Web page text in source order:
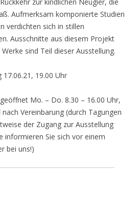
Aufmerksam komponierte Studien
verdichten sich in stillen
Ausschnitte aus diesem Projekt
sind Teil dieser Ausstellung.
17.06.21, 19.00 Uhr
Mo. – Do. 8.30 – 16.00 Uhr,
Vereinbarung (durch Tagungen
der Zugang zur Ausstellung
informieren Sie sich vor einem
bei uns!)